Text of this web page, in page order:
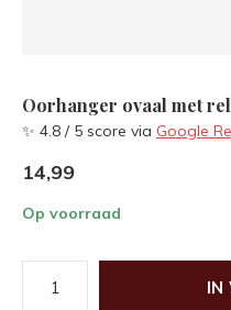
Oorhanger ovaal met
✨ 4.8 / 5 score via Google
14,99
Op voorraad
IN